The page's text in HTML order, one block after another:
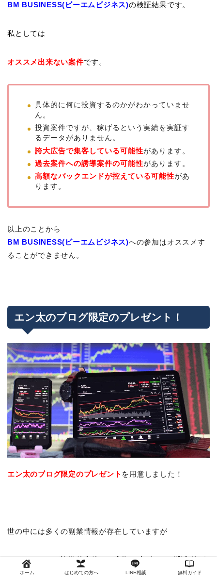
BM BUSINESS(ビーエムビジネス)の検証結果です。
私としては
オススメ出来ない案件です。
具体的に何に投資するのかがわかっていませ
ん。
投資案件ですが、稼げるという実績を実証す
るデータがありません。
誇大広告で集客している可能性があります。
過去案件への誘導案件の可能性があります。
高額なバックエンドが控えている可能性があ
ります。
以上のことから
BM BUSINESS(ビーエムビジネス)への参加はオススメす
ることができません。
エン太のブログ限定のプレゼント！
エン太のブログ限定のプレゼント を用意しました！
世の中には多くの副業情報が存在していますが
そのほとんどが詐欺的案件で、実際に稼げない副業案件ば
かりです。
ホーム はじめての方へ LINE相談 無料ガイド